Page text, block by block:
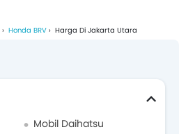
Honda BRV Harga Di Jakarta Utara
Mobil Daihatsu